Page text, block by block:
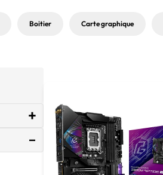
Boitier Carte graphique